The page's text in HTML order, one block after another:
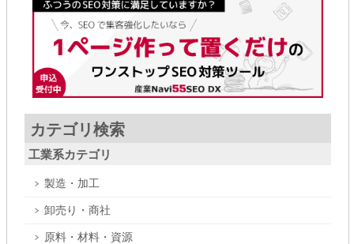
カテゴリ検索
工業系カテゴリ
製造・加工
卸売り・商社
原料・材料・資源